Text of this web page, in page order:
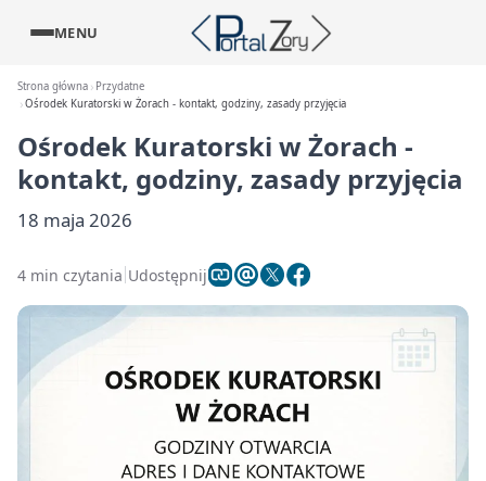
MENU
Strona główna
Przydatne
Ośrodek Kuratorski w Żorach - kontakt, godziny, zasady przyjęcia
Ośrodek Kuratorski w Żorach -
kontakt, godziny, zasady przyjęcia
18 maja 2026
4 min czytania Udostępnij